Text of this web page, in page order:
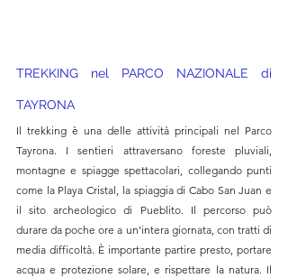
TREKKING nel PARCO NAZIONALE di
TAYRONA
Il trekking è una delle attività principali nel Parco
Tayrona. I sentieri attraversano foreste pluviali,
montagne e spiagge spettacolari, collegando punti
come la Playa Cristal, la spiaggia di Cabo San Juan e
il sito archeologico di Pueblito. Il percorso può
durare da poche ore a un’intera giornata, con tratti di
media difficoltà. È importante partire presto, portare
acqua e protezione solare, e rispettare la natura. Il